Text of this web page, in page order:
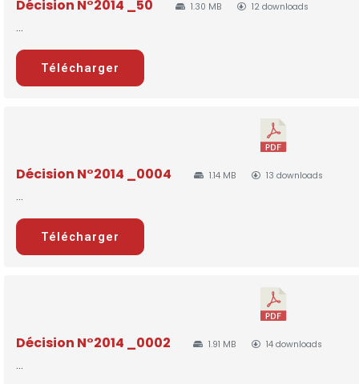
Décision N°2014 _50 1.30 MB 12 downloads
...
Télécharger
Décision N°2014 _0004 1.14 MB 13 downloads
...
Télécharger
Décision N°2014 _0002 1.91 MB 14 downloads
...